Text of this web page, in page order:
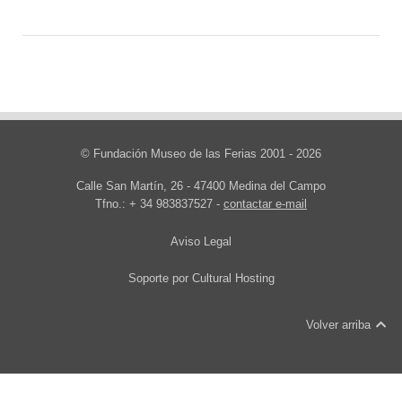
© Fundación Museo de las Ferias 2001 - 2026
Calle San Martín, 26 - 47400 Medina del Campo
Tfno.: + 34 983837527 - contactar e-mail
Aviso Legal
Soporte por Cultural Hosting
Volver arriba